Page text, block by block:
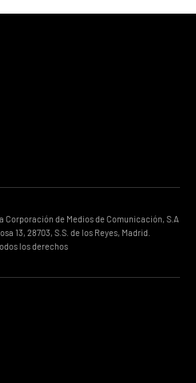
de Medios de Comunicación, S.A
13, 28703, S.S. de los Reyes, Madrid.
los derechos